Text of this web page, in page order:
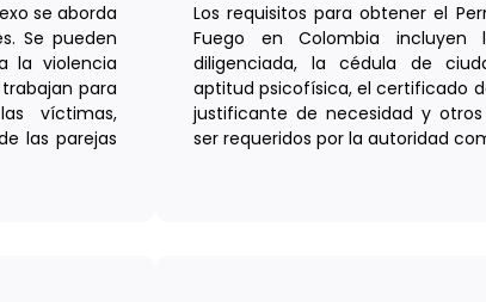
se aborda
Se pueden
la violencia
para
víctimas,
las parejas
Los requisitos para obtener el
Fuego en Colombia incluyen
diligenciada, la cédula de
aptitud psicofísica, el certificado
justificante de necesidad y
ser requeridos por la autoridad